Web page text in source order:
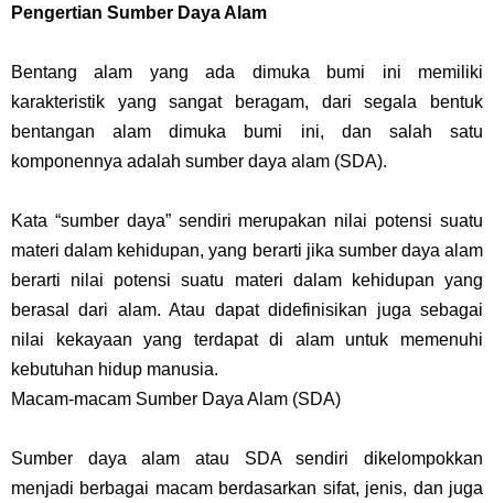
Pengertian Sumber Daya Alam
Bentang alam yang ada dimuka bumi ini memiliki
karakteristik yang sangat beragam, dari segala bentuk
bentangan alam dimuka bumi ini, dan salah satu
komponennya adalah sumber daya alam (SDA).
Kata “sumber daya” sendiri merupakan nilai potensi suatu
materi dalam kehidupan, yang berarti jika sumber daya alam
berarti nilai potensi suatu materi dalam kehidupan yang
berasal dari alam. Atau dapat didefinisikan juga sebagai
nilai kekayaan yang terdapat di alam untuk memenuhi
kebutuhan hidup manusia.
Macam-macam Sumber Daya Alam (SDA)
Sumber daya alam atau SDA sendiri dikelompokkan
menjadi berbagai macam berdasarkan sifat, jenis, dan juga